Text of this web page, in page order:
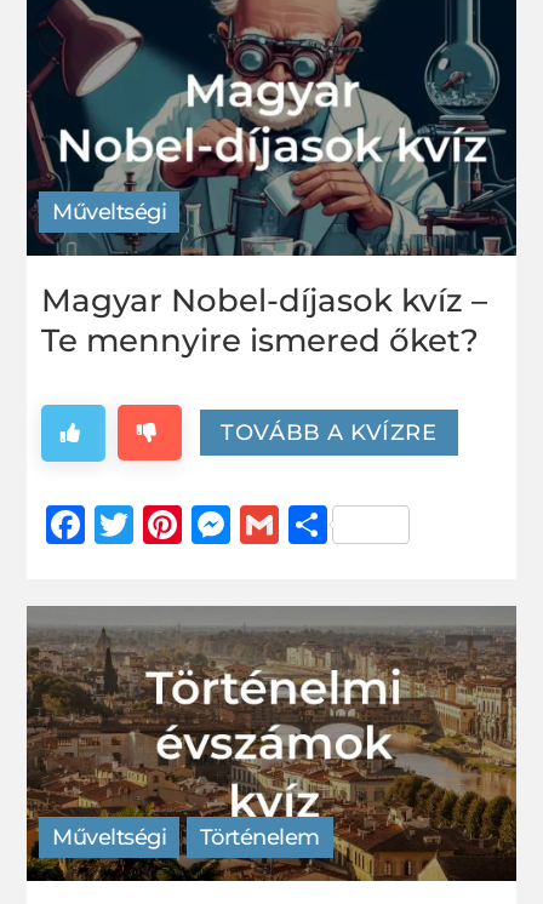
Műveltségi
Magyar Nobel-díjasok kvíz –
Te mennyire ismered őket?
TOVÁBB A KVÍZRE
Facebook
Twitter
Pinterest
Messenger
GmailOssza
Műveltségi Történelem